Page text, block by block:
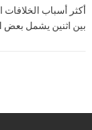
أكثر أسباب
بين اثنين يشمل بعض